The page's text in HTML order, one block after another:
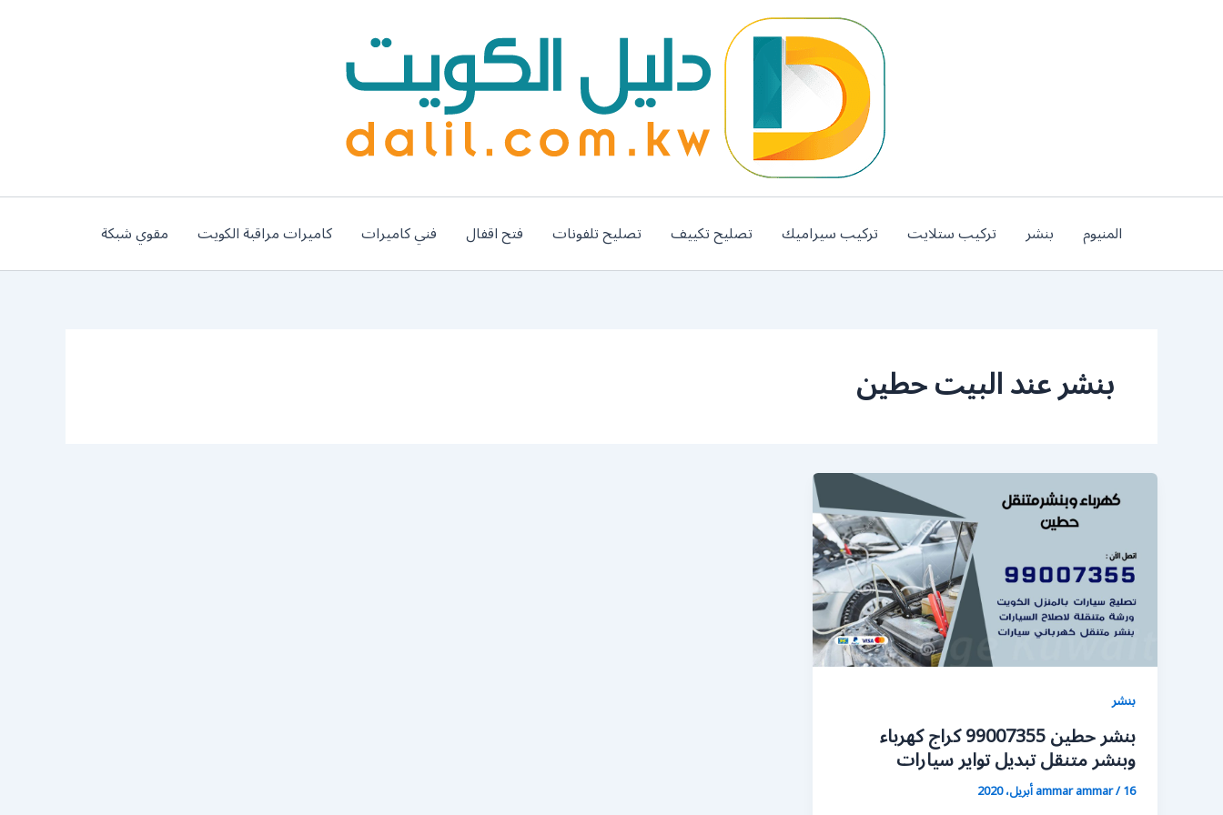
المنيوم بنشر تركيب ستلايت تركيب سيراميك تصليح تكييف تصليح تلفونات فتح اقفال فني كاميرات كاميرات مراقبة الكويت مقوي شبكة
بنشر عند البيت حطين
بنشر
بنشر حطين 99007355 كراج كهرباء
وبنشر متنقل تبديل تواير سيارات
ammar ammar/16 أبريل، 2020